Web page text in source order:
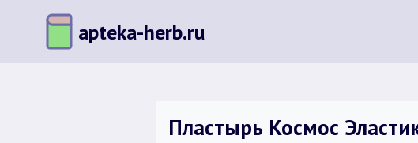
содержимому
apteka-herb.ru
Пластырь Космос